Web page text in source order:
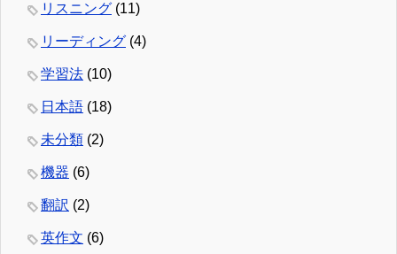
リスニング (11)
リーディング (4)
学習法 (10)
日本語 (18)
未分類 (2)
機器 (6)
翻訳 (2)
英作文 (6)